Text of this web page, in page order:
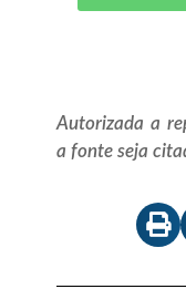
Autorizada a
a fonte seja